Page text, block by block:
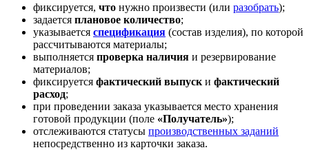
фиксируется, что нужно произвести (или разобрать);
задается плановое количество;
указывается спецификация (состав изделия), по которой
рассчитываются материалы;
выполняется проверка наличия и резервирование
материалов;
фиксируется фактический выпуск и фактический
расход;
при проведении заказа указывается место хранения
готовой продукции (поле «Получатель»);
отслеживаются статусы производственных заданий
непосредственно из карточки заказа.